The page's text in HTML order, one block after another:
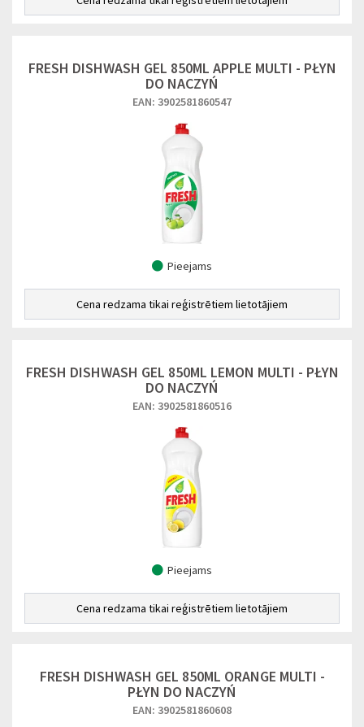
FRESH DISHWASH GEL 850ML APPLE MULTI - PŁYN
DO NACZYŃ
EAN: 3902581860547
Pieejams
Cena redzama tikai reģistrētiem lietotājiem
FRESH DISHWASH GEL 850ML LEMON MULTI - PŁYN
DO NACZYŃ
EAN: 3902581860516
Pieejams
Cena redzama tikai reģistrētiem lietotājiem
FRESH DISHWASH GEL 850ML ORANGE MULTI -
PŁYN DO NACZYŃ
EAN: 3902581860608